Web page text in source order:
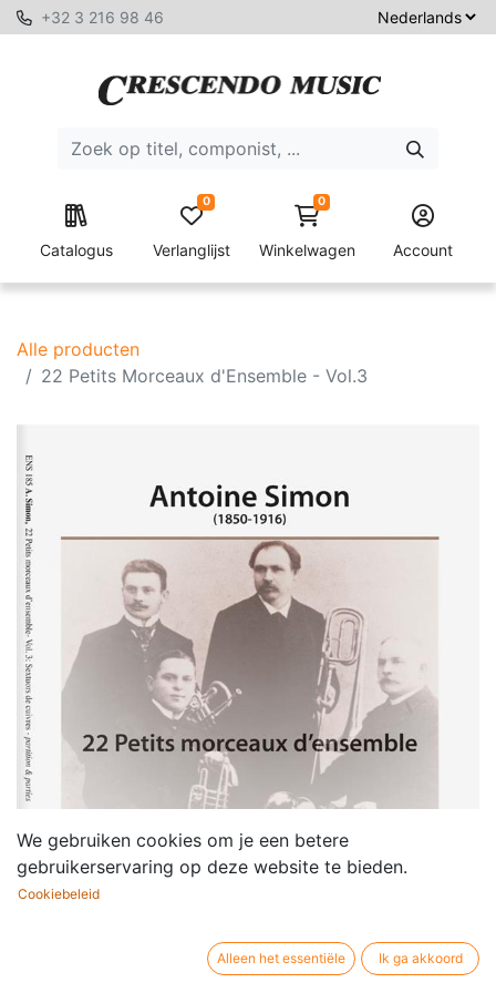
+32 3 216 98 46
Catalogus Verlanglijst
0 0
Winkelwagen Account
Alle producten
22 Petits Morceaux d'Ensemble - Vol.3
We gebruiken cookies om je een betere
gebruikerservaring op deze website te bieden.
Cookiebeleid
Alleen het essentiële Ik ga akkoord